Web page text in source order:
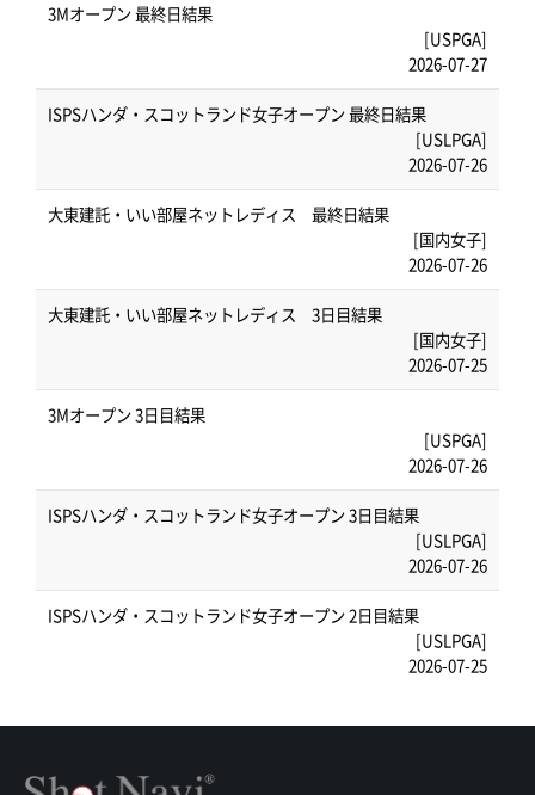
3Mオープン 最終日結果
[USPGA]
2026-07-27
ISPSハンダ・スコットランド女子オープン 最終日結果
[USLPGA]
2026-07-26
大東建託・いい部屋ネットレディス 最終日結果
[国内女子]
2026-07-26
大東建託・いい部屋ネットレディス 3日目結果
[国内女子]
2026-07-25
3Mオープン 3日目結果
[USPGA]
2026-07-26
ISPSハンダ・スコットランド女子オープン 3日目結果
[USLPGA]
2026-07-26
ISPSハンダ・スコットランド女子オープン 2日目結果
[USLPGA]
2026-07-25